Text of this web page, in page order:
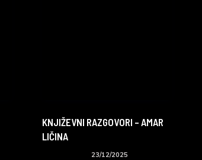
KNJIŽEVNI RAZGOVORI – AMAR
LIČINA
23/12/2025